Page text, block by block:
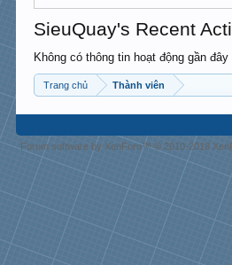
SieuQuay's Recent
Không có thông tin hoạt động gần đây
Trang chủ Thành viên
Forum software by XenForo™© 2010-2018